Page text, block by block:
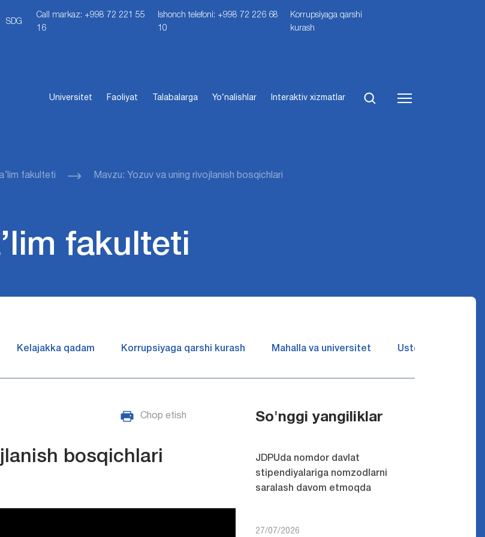
SDG
Call markaz: +998 72 221 55
16
Ishonch telefoni: +998 72 226 68
10
Korrupsiyaga qarshi
kurash
Universitet Faoliyat Talabalarga Yo‘nalishlar Interaktiv xizmatlar
fakulteti Mavzu: Yozuv va uning rivojlanish bosqichlari
fakulteti
Kelajakka qadam Korrupsiyaga qarshi kurash Mahalla va universitet Ustozlar suhbatin
Chop etish
bosqichlari
So'nggi yangiliklar
JDPUda nomdor davlat
stipendiyalariga nomzodlarni
saralash davom etmoqda
27/07/2026